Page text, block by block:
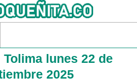
lunes 22 de
2025